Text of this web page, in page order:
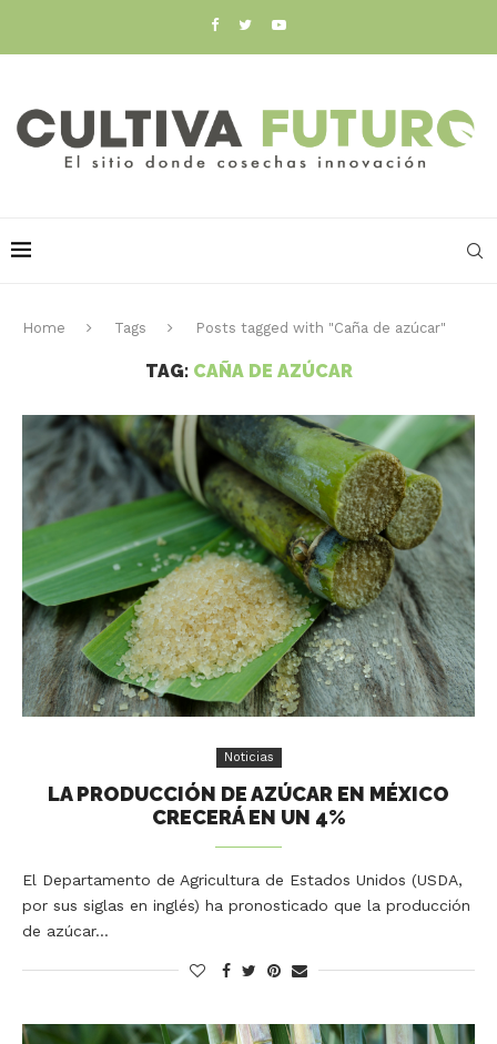
Home Tags Posts tagged with "Caña de azúcar"
TAG: CAÑA DE AZÚCAR
Noticias
LA PRODUCCIÓN DE AZÚCAR EN MÉXICO
CRECERÁ EN UN 4%
El Departamento de Agricultura de Estados Unidos (USDA,
por sus siglas en inglés) ha pronosticado que la producción
de azúcar…